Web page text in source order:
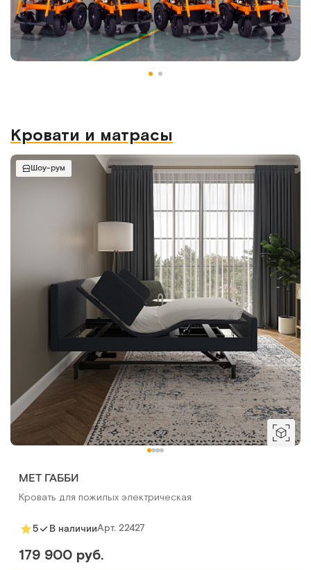
Кровати и матрасы
Шоу-рум
MET ГАББИ
Кровать для пожилых электрическая
5 В наличииАрт. 22427
179 900 руб.